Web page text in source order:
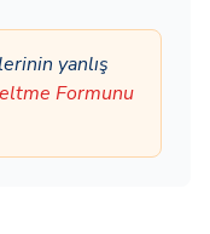
yanlış
Formunu